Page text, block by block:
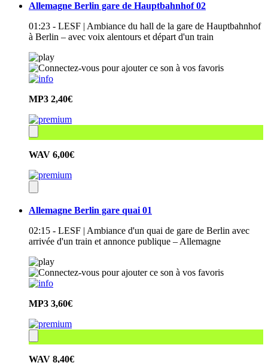
Allemagne Berlin gare de Hauptbahnhof 02
01:23 - LESF | Ambiance du hall de la gare de Hauptbahnhof
à Berlin – avec voix alentours et départ d'un train
MP3 2,40€
WAV 6,00€
Allemagne Berlin gare quai 01
02:15 - LESF | Ambiance d'un quai de gare de Berlin avec
arrivée d'un train et annonce publique – Allemagne
MP3 3,60€
WAV 8,40€